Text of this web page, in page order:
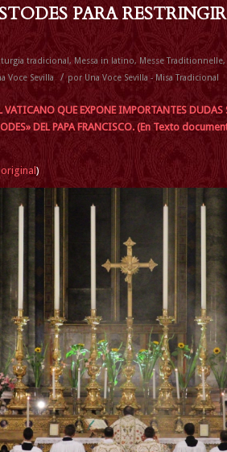
PARA
tradicional , Messa in latino, Messe Traditionnelle,
Voce Sevilla / por Una Voce Sevilla - Misa Tradicional
VATICANO QUE EXPONE IMPORTANTES
DEL PAPA FRANCISCO. (En Texto
)